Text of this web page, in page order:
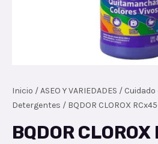
Inicio /ASEO Y VARIEDADES /
Detergentes / BQDOR CLOROX
BQDOR